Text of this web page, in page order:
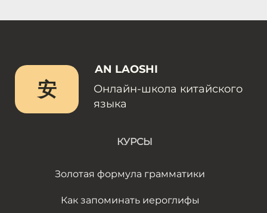
安
AN LAOSHI
Онлайн-школа китайского
языка
КУРСЫ
Золотая формула грамматики
Как запоминать иероглифы